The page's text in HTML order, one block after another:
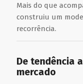
Mais do que
construiu um
recorrência.
De tendência
mercado